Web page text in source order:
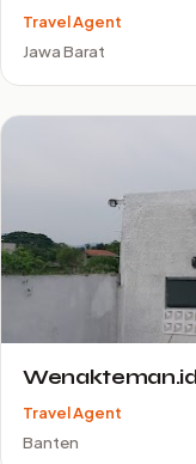
Travel Agent
Jawa Barat
Travel Agent
Banten